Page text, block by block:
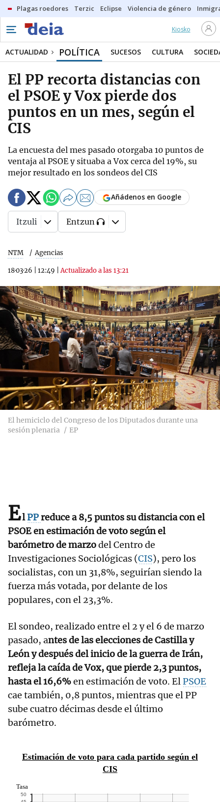
Plagas roedores Terzic Eclipse Violencia de género
Kiosko
ACTUALIDAD POLÍTICA SUCESOS CULTURA
El PP recorta distancias con
el PSOE y Vox pierde dos
puntos en un mes, según el
CIS
La encuesta del mes pasado otorgaba 10 puntos de
ventaja al PSOE y situaba a Vox cerca del 19%, su
mejor resultado en los sondeos del CIS
NTM Agencias
18·03·26 12:49 |Actualizado a las 13:21
Añádenos en Google
Itzuli Entzun
El hemiciclo del Congreso de los Diputados durante una
sesión plenaria
EP
ElPPreduce a 8,5 puntos su distancia con el
PSOE en estimación de voto según el
barómetro de marzodel Centro de
Investigaciones Sociológicas (CIS), pero los
socialistas, con un 31,8%, seguirían siendo la
fuerza más votada, por delante de los
populares, con el 23,3%.
El sondeo, realizado entre el 2 y el 6 de marzo
pasado, antes de las elecciones de Castilla y
León y después del inicio de la guerra de Irán,
refleja la caída de Vox, que pierde 2,3 puntos,
hasta el 16,6%en estimación de voto. ElPSOE
cae también, 0,8 puntos, mientras que el PP
sube cuatro décimas desde el último
barómetro.